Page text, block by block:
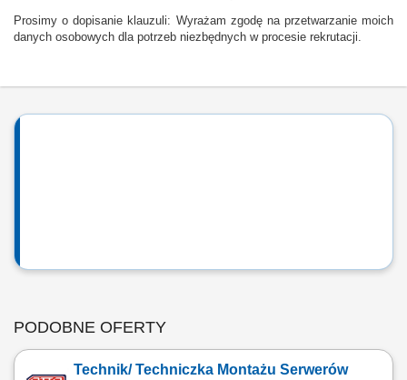
Prosimy o dopisanie klauzuli: Wyrażam zgodę na przetwarzanie moich
danych osobowych dla potrzeb niezbędnych w procesie rekrutacji.
PODOBNE OFERTY
Technik/ Techniczka Montażu Serwerów